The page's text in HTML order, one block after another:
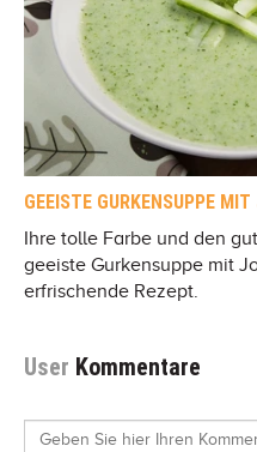
GEEISTE GURKENSUPPE
Ihre tolle Farbe und den
geeiste Gurkensuppe mit
erfrischende Rezept.
User Kommentare